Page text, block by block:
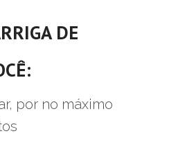
DE
por no máximo